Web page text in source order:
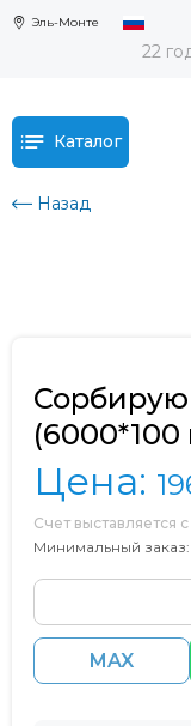
Эль-Монте
22
Каталог
Назад
Цена:
Счет выставляется
Минимальный заказ:
MAX